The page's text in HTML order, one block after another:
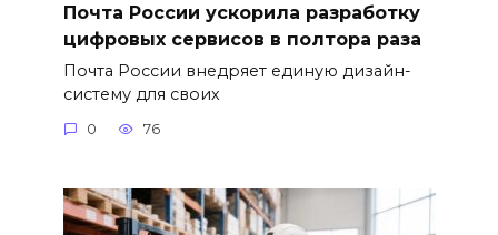
Почта России ускорила разработку
цифровых сервисов в полтора раза
Почта России внедряет единую дизайн-
систему для своих
0 76